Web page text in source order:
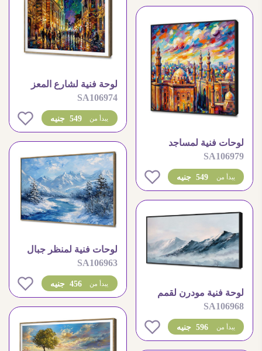
لوحات فنية لمساجد
القاهرة التاريخية بالوان
زاهية
SA106979
549 جنيه يبدأ من
لوحة فنية لشارع المعز
التاريخي في الليل
SA106974
549 جنيه يبدأ من
لوحة فنية مودرن لقمم
الجبال الثلجية
SA106968
596 جنيه يبدأ من 0
لوحات فنية لمنظر جبال
شتوية ساحرة
SA106963
456 جنيه يبدأ من 0